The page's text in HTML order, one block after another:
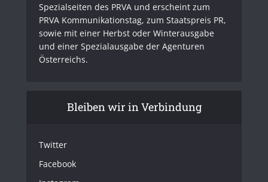
Spezialseiten des PRVA und erscheint zum
PRVA Kommunikationstag, zum Staatspreis PR,
sowie mit einer Herbst oder Winterausgabe
und einer Spezialausgabe der Agenturen
Österreichs.
Bleiben wir in Verbindung
Twitter
Facebook